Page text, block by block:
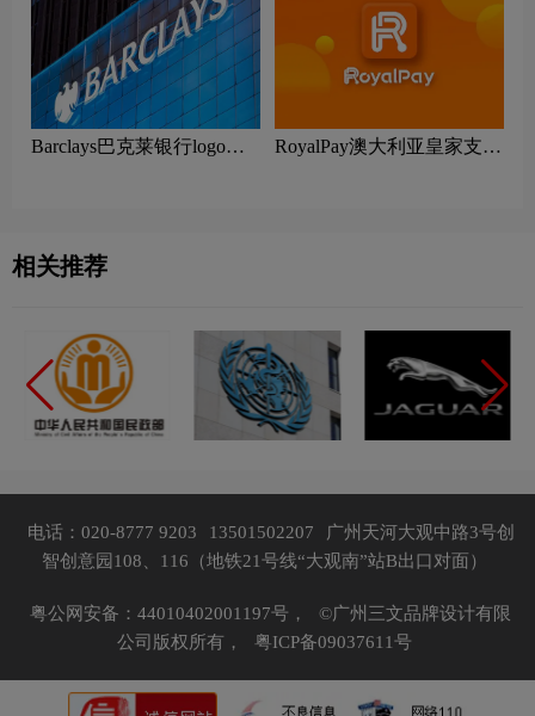
Barclays巴克莱银行logo设
RoyalPay澳大利亚皇家支付
相关推荐
电话：020-8777 9203 13501502207
广州天河大观中路3号创
智创意园108、116（地铁21号线“大观南”站B出口对面）
粤公网安备：44010402001197号，
©广州三文品牌设计有限
公司版权所有，
粤ICP备09037611号